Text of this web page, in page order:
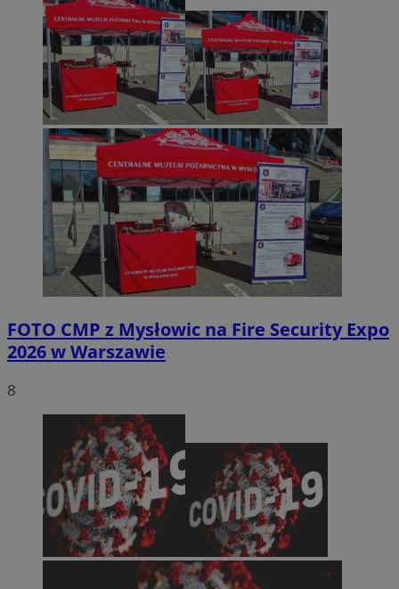
FOTO CMP z Mysłowic na Fire Security Expo
2026 w Warszawie
8